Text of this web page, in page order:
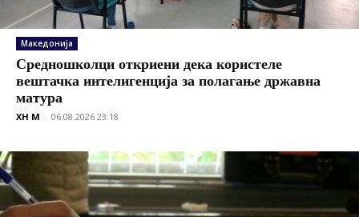
Македонија
Средношколци откриени дека користеле
вештачка интелигенција за полагање државна
матура
XH M - 06.08.2026 23:18